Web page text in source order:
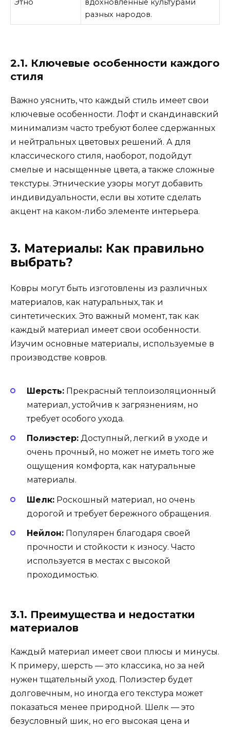
Этно
вдохновленные культурами
разных народов.
2.1. Ключевые особенности каждого
стиля
Важно уяснить, что каждый стиль имеет свои
ключевые особенности. Лофт и скандинавский
минимализм часто требуют более сдержанных
и нейтральных цветовых решений. А для
классического стиля, наоборот, подойдут
смелые и насыщенные цвета, а также сложные
текстуры. Этнические узоры могут добавить
индивидуальности, если вы хотите сделать
акцент на каком-либо элементе интерьера.
3. Материалы: Как правильно
выбрать?
Ковры могут быть изготовлены из различных
материалов, как натуральных, так и
синтетических. Это важный момент, так как
каждый материал имеет свои особенности.
Изучим основные материалы, используемые в
производстве ковров.
Шерсть: Прекрасный теплоизоляционный
материал, устойчив к загрязнениям, но
требует особого ухода.
Полиэстер: Доступный, легкий в уходе и
очень прочный, но может не иметь того же
ощущения комфорта, как натуральные
материалы.
Шелк: Роскошный материал, но очень
дорогой и требует бережного обращения.
Нейлон: Популярен благодаря своей
прочности и стойкости к износу. Часто
используется в местах с высокой
проходимостью.
3.1. Преимущества и недостатки
материалов
Каждый материал имеет свои плюсы и минусы.
К примеру, шерсть — это классика, но за ней
нужен тщательный уход. Полиэстер будет
долговечным, но иногда его текстура может
показаться менее природной. Шелк — это
безусловный шик, но его высокая цена и